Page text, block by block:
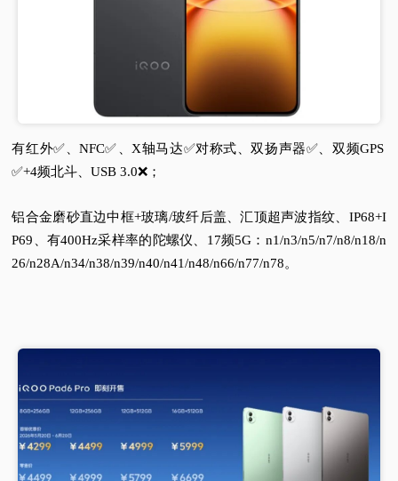
有红外✅️、NFC✅️、X轴马达✅️对称式、双扬声器✅️、双频GPS
✅️+4频北斗、USB 3.0❌️；
铝合金磨砂直边中框+玻璃/玻纤后盖、汇顶超声波指纹、IP68+I
P69、有400Hz采样率的陀螺仪、17频5G：n1/n3/n5/n7/n8/n18/n
26/n28A/n34/n38/n39/n40/n41/n48/n66/n77/n78。